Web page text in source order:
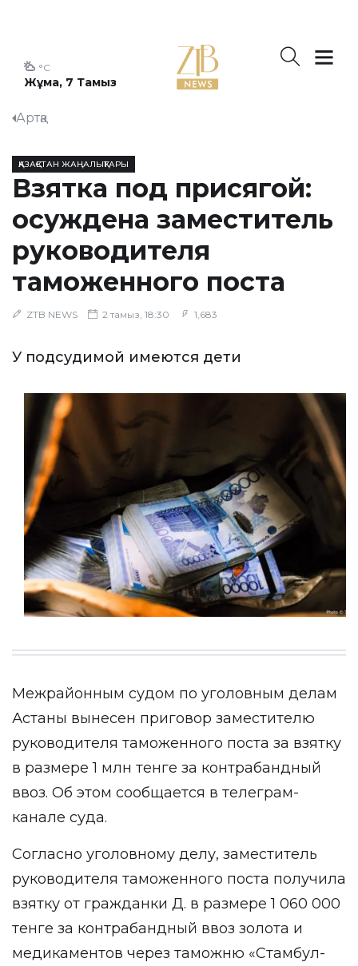
Жұма, 7 Тамыз
°C
Артқа
ҚАЗАҚСТАН ЖАҢАЛЫҚТАРЫ
Взятка под присягой:
осуждена заместитель
руководителя
таможенного поста
ZTB NEWS 2 тамыз, 18:30 1,683
У подсудимой имеются дети
Межрайонным судом по уголовным делам
Астаны вынесен приговор заместителю
руководителя таможенного поста за взятку
в размере 1 млн тенге за контрабандный
ввоз. Об этом сообщается в телеграм-
канале суда.
Согласно уголовному делу, заместитель
руководителя таможенного поста получила
взятку от гражданки Д. в размере 1 060 000
тенге за контрабандный ввоз золота и
медикаментов через таможню «Стамбул-